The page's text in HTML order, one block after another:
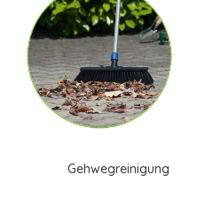
Gehwegreinigung